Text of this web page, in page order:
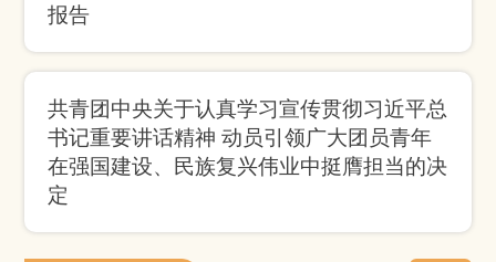
报告
共青团中央关于认真学习宣传贯彻习近平总
书记重要讲话精神 动员引领广大团员青年
在强国建设、民族复兴伟业中挺膺担当的决
定